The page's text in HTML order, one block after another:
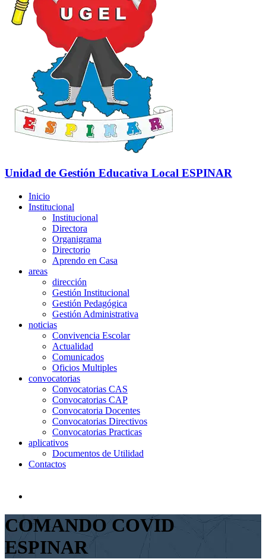
Unidad de Gestión Educativa Local ESPINAR
Inicio
Institucional
Institucional
Directora
Organigrama
Directorio
Aprendo en Casa
areas
dirección
Gestión Institucional
Gestión Pedagógica
Gestión Administrativa
noticias
Convivencia Escolar
Actualidad
Comunicados
Oficios Multiples
convocatorias
Convocatorias CAS
Convocatorias CAP
Convocatoria Docentes
Convocatorias Directivos
Convocatorias Practicas
aplicativos
Documentos de Utilidad
Contactos
COMANDO COVID
ESPINAR